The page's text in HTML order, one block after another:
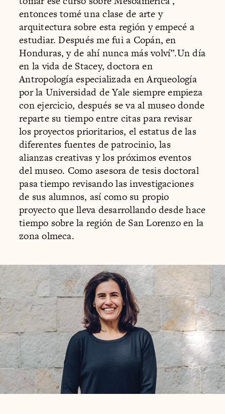
entonces tomé una clase de arte y
arquitectura sobre esta región y empecé a
estudiar. Después me fui a Copán, en
Honduras, y de ahí nunca más volví”.Un día
en la vida de Stacey, doctora en
Antropología especializada en Arqueología
por la Universidad de Yale siempre empieza
con ejercicio, después se va al museo donde
reparte su tiempo entre citas para revisar
los proyectos prioritarios, el estatus de las
diferentes fuentes de patrocinio, las
alianzas creativas y los próximos eventos
del museo. Como asesora de tesis doctoral
pasa tiempo revisando las investigaciones
de sus alumnos, así como su propio
proyecto que lleva desarrollando desde hace
tiempo sobre la región de San Lorenzo en la
zona olmeca.